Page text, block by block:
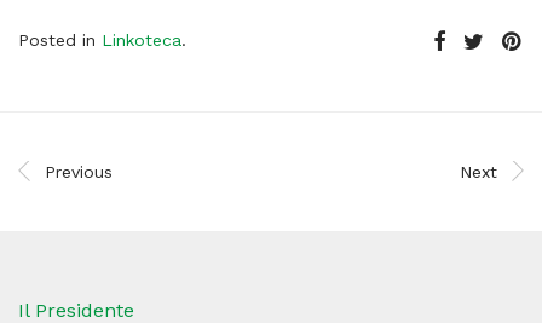
Posted in Linkoteca.
Previous Next
Il Presidente